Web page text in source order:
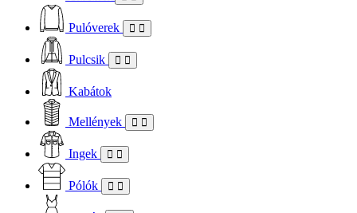
Pulóverek
Pulcsik
Kabátok
Mellények
Ingek
Pólók